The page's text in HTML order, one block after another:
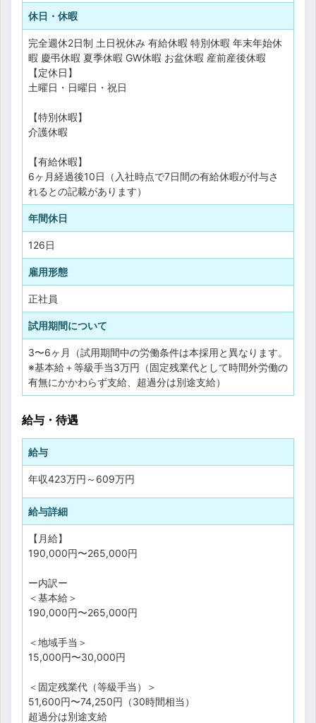
休日・休暇
完全週休2日制 土日祝休み 有給休暇 特別休暇 年末年始休
暇 慶弔休暇 夏季休暇 GW休暇 お盆休暇 産前産後休暇
【定休日】
土曜日・日曜日・祝日
【特別休暇】
介護休暇
【有給休暇】
6ヶ月経過後10日（入社時点で7日間の有給休暇が付与さ
れるとの記載があります）
年間休日
126日
雇用形態
正社員
試用期間について
3〜6ヶ月（試用期間中の労働条件は本採用と異なります。
※基本給＋等級手当3万円（固定残業代として時間外労働の
有無にかかわらず支給、超過分は別途支給）
給与・待遇
給与
年収423万円 ～ 609万円
給与詳細
【月給】
190,000円〜265,000円
ー内訳ー
＜基本給＞
190,000円〜265,000円
＜地域手当＞
15,000円〜30,000円
＜固定残業代（等級手当）＞
51,600円〜74,250円（30時間相当）
超過分は別途支給